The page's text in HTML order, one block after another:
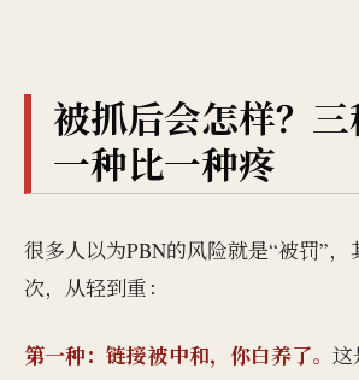
被抓后会怎样？三
一种比一种疼
很多人以为PBN的风险就是“被罚”
次，从轻到重：
第一种：链接被中和，你白养了。这